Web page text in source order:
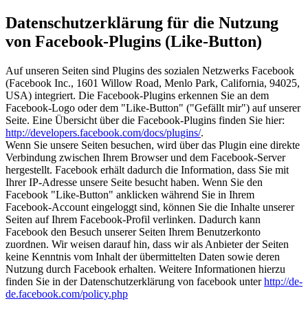
Datenschutzerklärung für die Nutzung
von Facebook-Plugins (Like-Button)
Auf unseren Seiten sind Plugins des sozialen Netzwerks Facebook
(Facebook Inc., 1601 Willow Road, Menlo Park, California, 94025,
USA) integriert. Die Facebook-Plugins erkennen Sie an dem
Facebook-Logo oder dem "Like-Button" ("Gefällt mir") auf unserer
Seite. Eine Übersicht über die Facebook-Plugins finden Sie hier:
http://developers.facebook.com/docs/plugins/.
Wenn Sie unsere Seiten besuchen, wird über das Plugin eine direkte
Verbindung zwischen Ihrem Browser und dem Facebook-Server
hergestellt. Facebook erhält dadurch die Information, dass Sie mit
Ihrer IP-Adresse unsere Seite besucht haben. Wenn Sie den
Facebook "Like-Button" anklicken während Sie in Ihrem
Facebook-Account eingeloggt sind, können Sie die Inhalte unserer
Seiten auf Ihrem Facebook-Profil verlinken. Dadurch kann
Facebook den Besuch unserer Seiten Ihrem Benutzerkonto
zuordnen. Wir weisen darauf hin, dass wir als Anbieter der Seiten
keine Kenntnis vom Inhalt der übermittelten Daten sowie deren
Nutzung durch Facebook erhalten. Weitere Informationen hierzu
finden Sie in der Datenschutzerklärung von facebook unterhttp://de-
de.facebook.com/policy.php